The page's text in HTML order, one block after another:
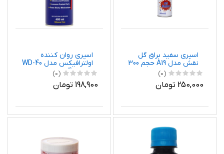
اسپری سفید براق گل
نقش مدل A19 حجم 300
میلی لیتر
(0)
250,000 تومان
اسپری روان کننده
اولترافیکس مدل WD-40
حجم 400 میلی لیتر
(0)
198,900 تومان